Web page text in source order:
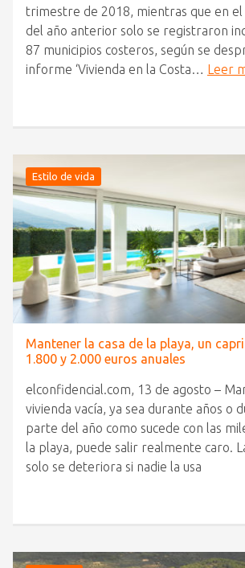
trimestre de 2018, mientras que en
del año anterior solo se registraron
87 municipios costeros, según se
informe ‘Vivienda en la Costa… Leer
Estilo de vida
Mantener la casa de la playa, un
1.800 y 2.000 euros anuales
elconfidencial.com, 13 de agosto –
vivienda vacía, ya sea durante años o
parte del año como sucede con las
la playa, puede salir realmente caro.
solo se deteriora si nadie la usa